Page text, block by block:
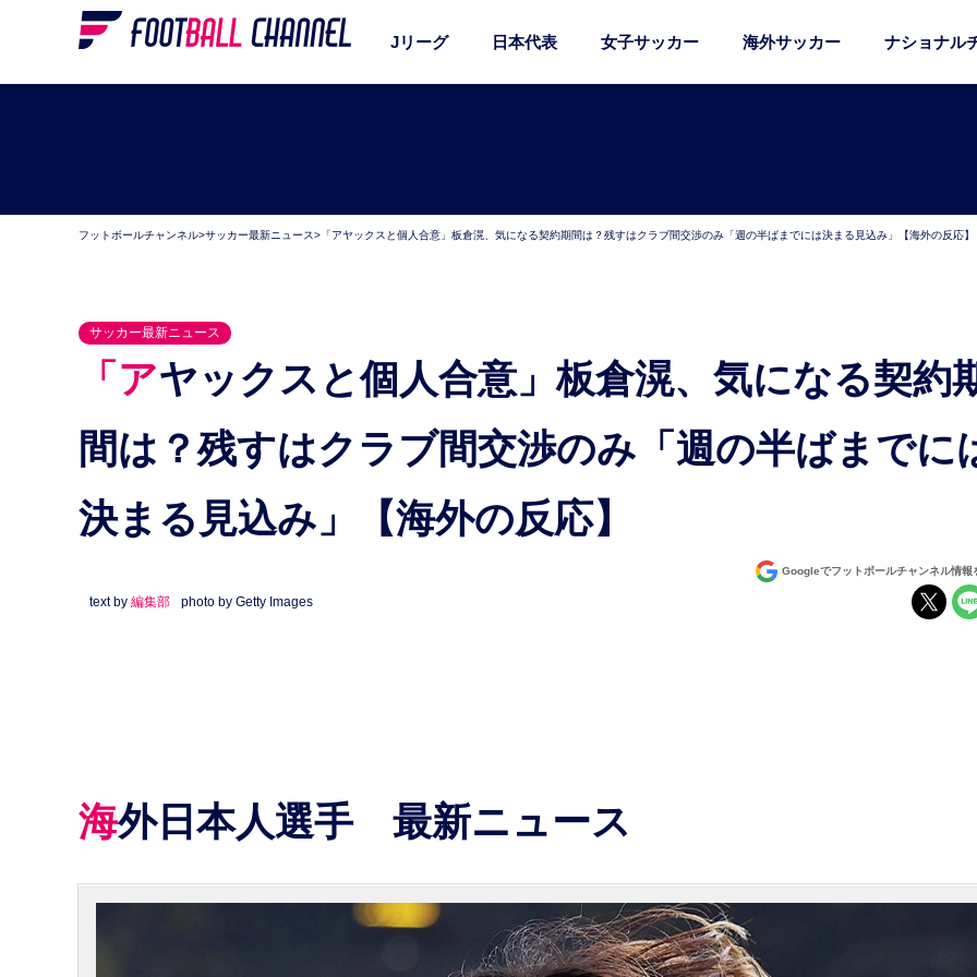
Jリーグ 日本代表 女子サッカー 海外サッカー ナショナル
フットボールチャンネル>サッカー最新ニュース> 「アヤックスと個人合意」板倉滉、気になる契約期間は？残すはクラブ間交渉のみ「週の半ばまでには決まる見込み」【海外の反応】
サッカー最新ニュース
「アヤックスと個人合意」板倉滉、気になる契約期
間は？残すはクラブ間交渉のみ「週の半ばまでに
決まる見込み」【海外の反応】
Googleでフットボールチャンネル情報
text by 編集部 photo by Getty Images
海外日本人選手 最新ニュース